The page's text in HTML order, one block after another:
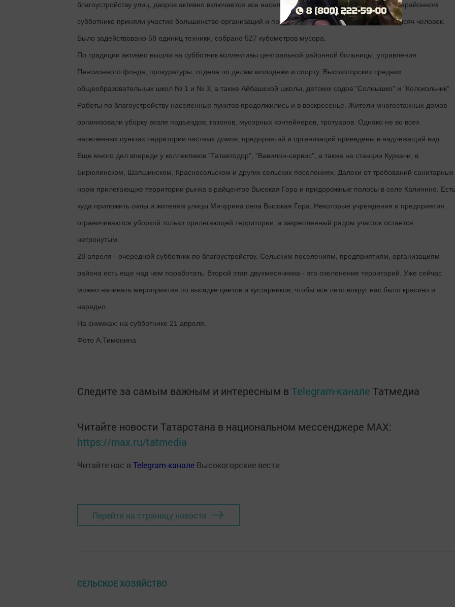
благоустройству улиц, дворов активно включается все население. В прошедшем 21 апреля общерайонном
субботнике приняли участие большинство организаций и предприятий района - всего около 5 тысяч человек.
Было задействовано 58 единиц техники, собрано 527 кубометров мусора.
По традиции активно вышли на субботник коллективы центральной районной больницы, управления
Пенсионного фонда, прокуратуры, отдела по делам молодежи и спорту, Высокогорских средних
общеобразовательных школ № 1 и № 3, а также Айбашской школы, детских садов "Солнышко" и "Колокольчик".
Работы по благоустройству населенных пунктов продолжились и в воскресенье. Жители многоэтажных домов
организовали уборку возле подъездов, газонов, мусорных контейнеров, тротуаров. Однако не во всех
населенных пунктах территории частных домов, предприятий и организаций приведены в надлежащий вид.
Еще много дел впереди у коллективов "Татавтодор", "Вавилон-сервис", а также на станции Куркачи, в
Бирюлинском, Шапшинском, Красносельском и других сельских поселениях. Далеки от требований санитарных
норм прилегающие территории рынка в райцентре Высокая Гора и придорожные полосы в селе Калинино. Есть
куда приложить силы и жителям улицы Мичурина села Высокая Гора. Некоторые учреждения и предприятия
ограничиваются уборкой только прилегающей территории, а закрепленный рядом участок остается
нетронутым.
28 апреля - очередной субботник по благоустройству. Сельским поселениям, предприятиям, организациям
района есть еще над чем поработать. Второй этап двухмесячника - это озеленение территорий. Уже сейчас
можно начинать мероприятия по высадке цветов и кустарников, чтобы все лето вокруг нас было красиво и
нарядно.
На снимках: на субботнике 21 апреля.
Фото А.Тимонина
Следите за самым важным и интересным в Telegram-канале Татмедиа
Читайте новости Татарстана в национальном мессенджере MАХ:
https://max.ru/tatmedia
Читайте нас в Telegram-канале Высокогорские вести
Перейти на страницу новости
СЕЛЬСКОЕ ХОЗЯЙСТВО